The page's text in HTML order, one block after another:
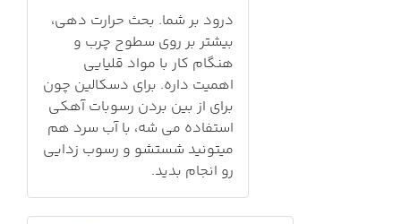
درود بر شما. بحث حرارت دهی،
بیشتر بر روی سطوح چرب و
هنگام کار با مواد قلیایی
اهمیت داره. برای دسکالین چون
برای از بین بردن رسوبات آهکی
استفاده می شه، با آب سرد هم
میتونید شستشو و رسوب زدایی
رو انجام بدید.